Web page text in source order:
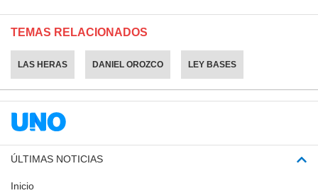
TEMAS RELACIONADOS
LAS HERAS DANIEL OROZCO LEY BASES
ÚLTIMAS NOTICIAS
Inicio